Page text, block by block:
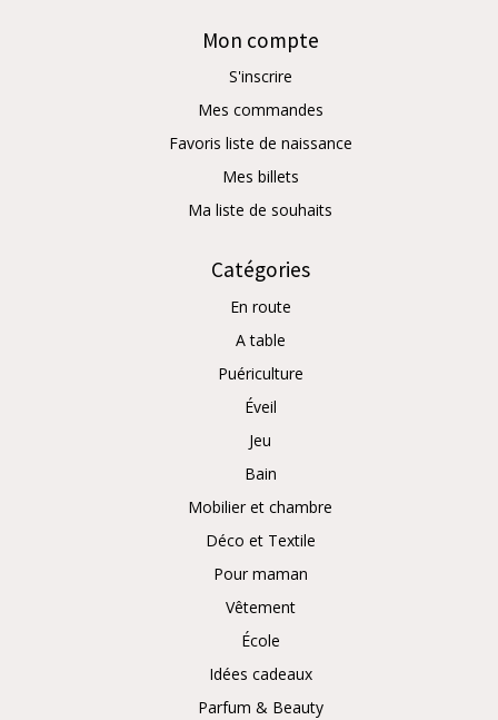
Mon compte
S'inscrire
Mes commandes
Favoris liste de naissance
Mes billets
Ma liste de souhaits
Catégories
En route
A table
Puériculture
Éveil
Jeu
Bain
Mobilier et chambre
Déco et Textile
Pour maman
Vêtement
École
Idées cadeaux
Parfum & Beauty